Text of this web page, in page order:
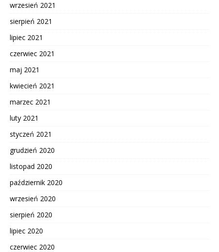
wrzesień 2021
sierpień 2021
lipiec 2021
czerwiec 2021
maj 2021
kwiecień 2021
marzec 2021
luty 2021
styczeń 2021
grudzień 2020
listopad 2020
październik 2020
wrzesień 2020
sierpień 2020
lipiec 2020
czerwiec 2020